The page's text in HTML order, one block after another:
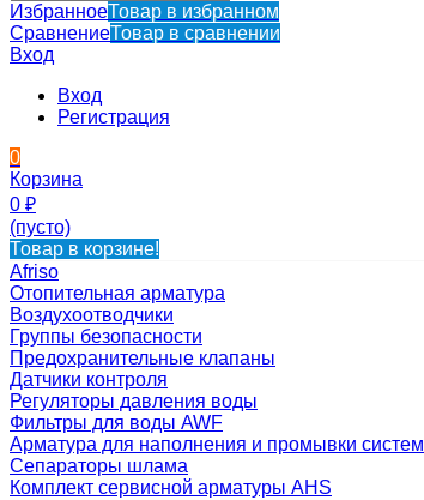
ИзбранноеТовар в избранном
СравнениеТовар в сравнении
Вход
Вход
Регистрация
0
Корзина
0 ₽
(пусто)
Товар в корзине!
Afriso
Отопительная арматура
Воздухоотводчики
Группы безопасности
Предохранительные клапаны
Датчики контроля
Регуляторы давления воды
Фильтры для воды AWF
Арматура для наполнения и промывки систем
Сепараторы шлама
Комплект сервисной арматуры AHS